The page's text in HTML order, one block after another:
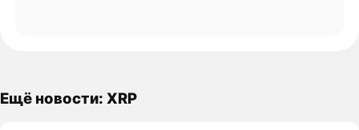
Ещё новости: XRP